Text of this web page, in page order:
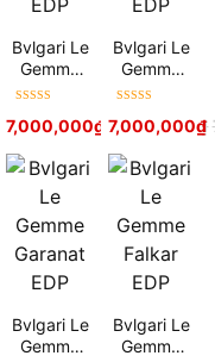
7,900,000
Bvlgari Le
Gemme
Rubinia
hạng5sao 7,900,000₫
7,000,000₫
Bvlgari Le
Gemme
Onekh
hạng5sao
7,000,000₫
Bvlgari Le
Gemme
Bvlgari Le
Gemme